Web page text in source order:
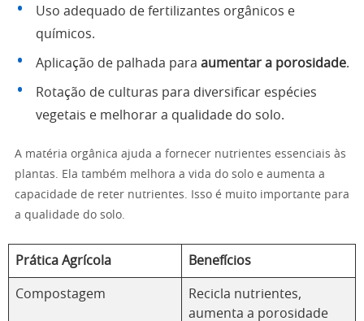
Uso adequado de fertilizantes orgânicos e
químicos.
Aplicação de palhada para aumentar a porosidade.
Rotação de culturas para diversificar espécies
vegetais e melhorar a qualidade do solo.
A matéria orgânica ajuda a fornecer nutrientes essenciais às
plantas. Ela também melhora a vida do solo e aumenta a
capacidade de reter nutrientes. Isso é muito importante para
a qualidade do solo.
Prática Agrícola Benefícios
Compostagem
Recicla nutrientes,
aumenta a porosidade